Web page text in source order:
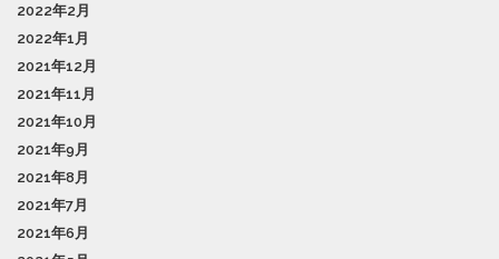
2022年2月
2022年1月
2021年12月
2021年11月
2021年10月
2021年9月
2021年8月
2021年7月
2021年6月